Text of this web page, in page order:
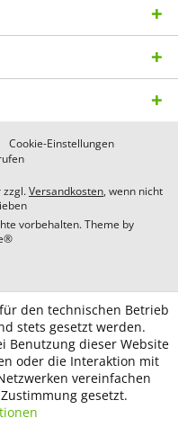
Cookie-Einstellungen
zzgl.Versandkosten, wenn nicht
vorbehalten. Theme by
den technischen Betrieb
stets gesetzt werden.
Benutzung dieser Website
oder die Interaktion mit
vereinfachen
gesetzt.